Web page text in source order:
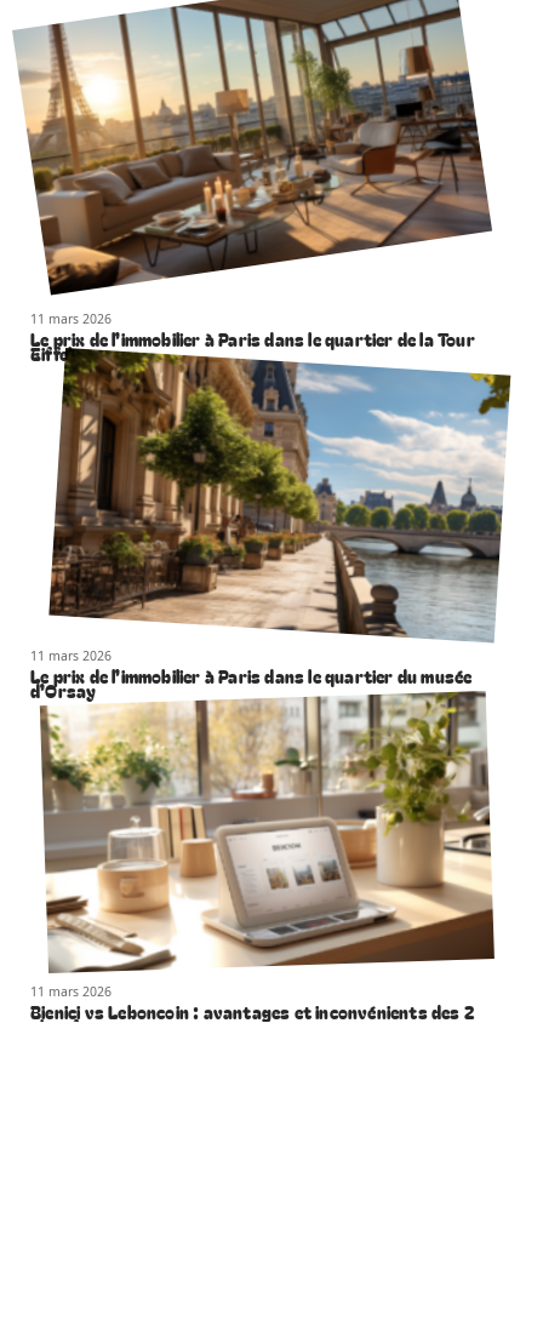
11 mars 2026
Le prix de l’immobilier à Paris dans le quartier de la Tour
Eiffel
11 mars 2026
Le prix de l’immobilier à Paris dans le quartier du musée
d’Orsay
11 mars 2026
Bienici vs Leboncoin : avantages et inconvénients des 2
plateformes